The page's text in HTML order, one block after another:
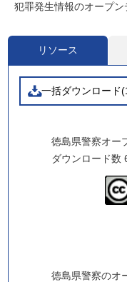
犯罪発生情報のオープン
リソース
一括ダウンロード
徳島県警察オー
ダウンロード数
徳島県警察のオ